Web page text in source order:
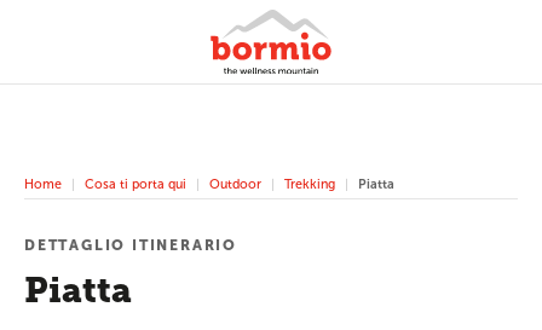
Home Cosa ti porta qui Outdoor Trekking Piatta
Piatta
DETTAGLIO ITINERARIO